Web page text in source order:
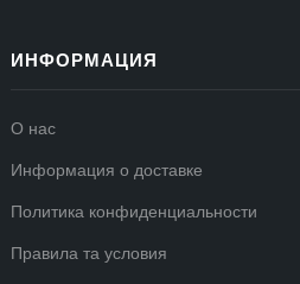
ИНФОРМАЦИЯ
О нас
Информация о доставке
Политика конфиденциальности
Правила та условия